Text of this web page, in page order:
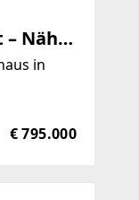
Nähe
in
€ 795.000